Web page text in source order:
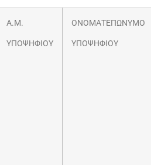
Α.Μ.
ΥΠΟΨΗΦΙΟΥ
ΟΝΟΜΑΤΕΠΩΝΥΜΟ
ΥΠΟΨΗΦΙΟΥ